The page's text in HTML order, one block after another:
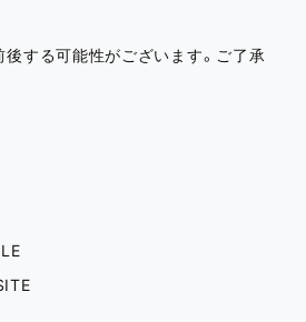
する可能性がございます。ご了承